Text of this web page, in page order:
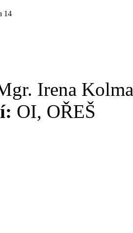
14
Irena
OI, OŘEŠ